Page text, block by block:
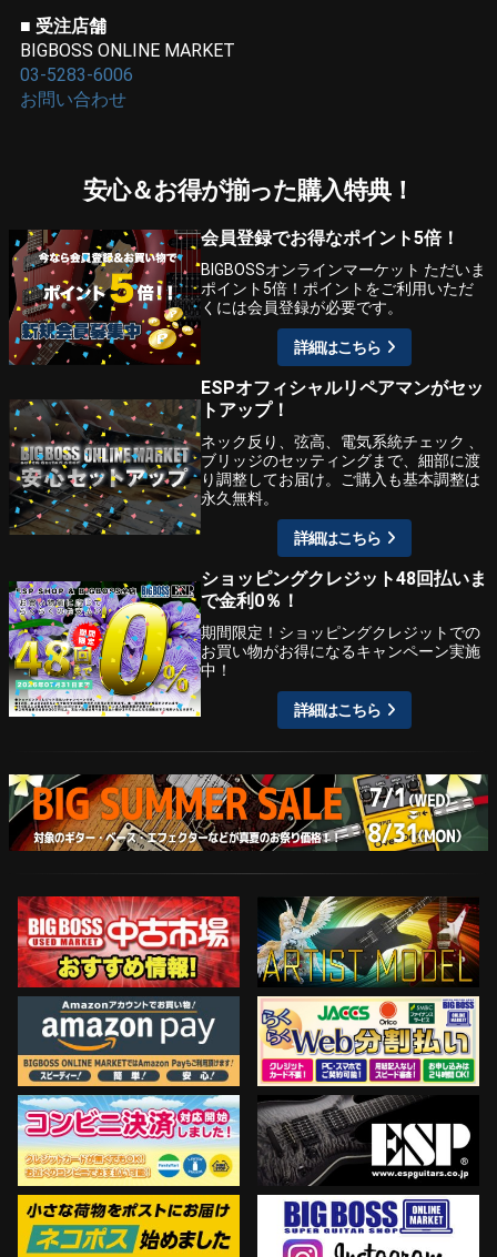
■ 受注店舗
BIGBOSS ONLINE MARKET
03-5283-6006
お問い合わせ
安心＆お得が揃った購入特典！
会員登録でお得なポイント5倍！
BIGBOSSオンラインマーケット ただいま
ポイント5倍！ポイントをご利用いただ
くには会員登録が必要です。
詳細はこちら
ESPオフィシャルリペアマンがセッ
トアップ！
ネック反り、弦高、電気系統チェック 、
ブリッジのセッティングまで、細部に渡
り調整してお届け。ご購入も基本調整は
永久無料。
詳細はこちら
ショッピングクレジット48回払いま
で金利0％！
期間限定！ショッピングクレジットでの
お買い物がお得になるキャンペーン実施
中！
詳細はこちら